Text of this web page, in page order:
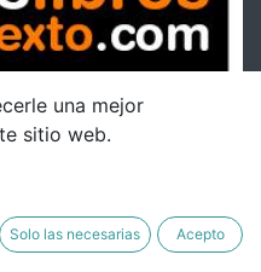
una mejor
sitio web.
Solo las necesarias Acepto